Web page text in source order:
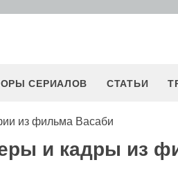
СЕРИАЛОВ СТАТЬИ
из фильма Васаби
и кадры из